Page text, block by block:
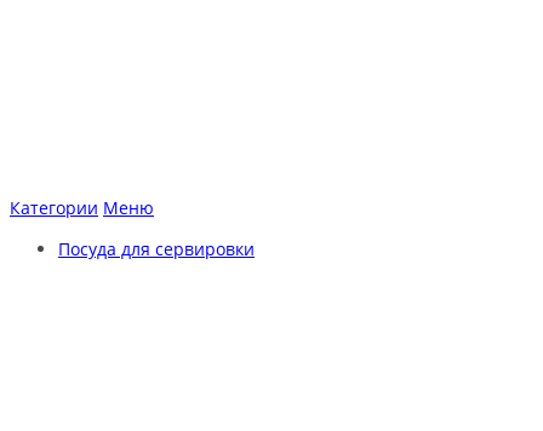
Категории Меню
Посуда для сервировки